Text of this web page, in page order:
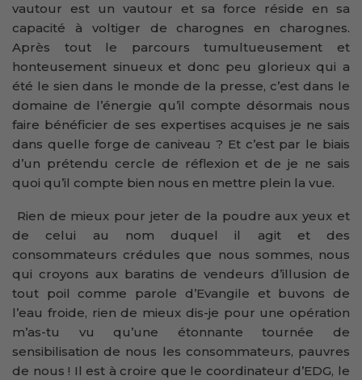
vautour est un vautour et sa force réside en sa
capacité à voltiger de charognes en charognes.
Après tout le parcours tumultueusement et
honteusement sinueux et donc peu glorieux qui a
été le sien dans le monde de la presse, c’est dans le
domaine de l’énergie qu’il compte désormais nous
faire bénéficier de ses expertises acquises je ne sais
dans quelle forge de caniveau ? Et c’est par le biais
d’un prétendu cercle de réflexion et de je ne sais
quoi qu’il compte bien nous en mettre plein la vue.
Rien de mieux pour jeter de la poudre aux yeux et
de celui au nom duquel il agit et des
consommateurs crédules que nous sommes, nous
qui croyons aux baratins de vendeurs d’illusion de
tout poil comme parole d’Evangile et buvons de
l’eau froide, rien de mieux dis-je pour une opération
m’as-tu vu qu’une étonnante tournée de
sensibilisation de nous les consommateurs, pauvres
de nous ! Il est à croire que le coordinateur d’EDG, le